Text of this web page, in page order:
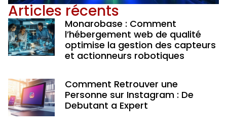
Articles récents
Monarobase : Comment
l’hébergement web de qualité
optimise la gestion des capteurs
et actionneurs robotiques
Comment Retrouver une
Personne sur Instagram : De
Debutant a Expert